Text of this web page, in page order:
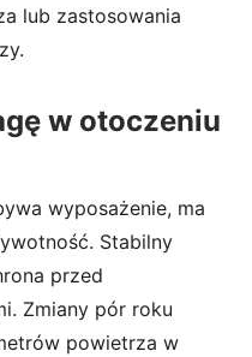
lub zastosowania
w otoczeniu
wyposażenie, ma
Stabilny
przed
Zmiany pór roku
powietrza w